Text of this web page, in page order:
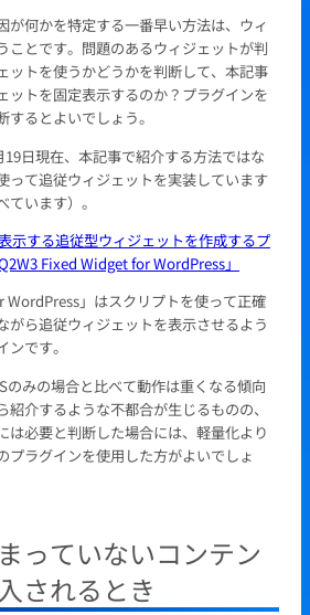
が何かを特定する一番早い方法は、ウィ
ことです。問題のあるウィジェットが判
ットを使うかどうかを判断して、本記事
ットを固定表示するのか？プラグインを
るとよいでしょう。
日現在、本記事で紹介する方法ではな
って追従ウィジェットを実装しています
ています）。
示する追従型ウィジェットを作成するプ
Fixed Widget for WordPress」
WordPress」はスクリプトを使って正確
がら追従ウィジェットを表示させるよう
です。
のみの場合と比べて動作は重くなる傾向
介するような不都合が生じるものの、
は必要と判断した場合には、軽量化より
プラグインを使用した方がよいでしょ
っていないコンテン
されるとき